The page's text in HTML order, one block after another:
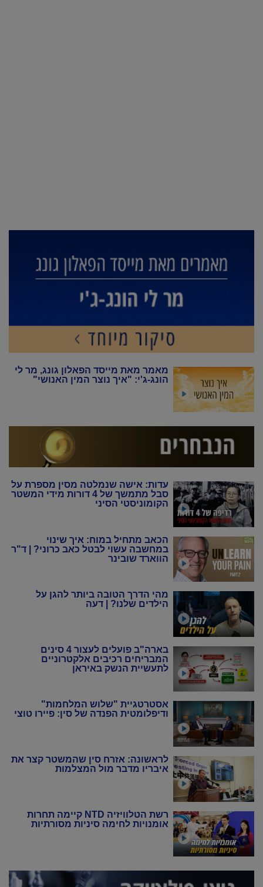
מאמר מאת מייסד הפאלון גונג, מר לי
הונג-ג'י: "איך נוצר המין האנושי"
עדות: אישה שנמלטה מסין מספרת על
סבל מתמשך של 4 דורות מידי המשטר
הקומוניסטי הסיני
הכאב מתחיל במוח: איך שינוי
במחשבה עשוי לבטל כאב כרוני? | ד"ר
הווארד שובינר
מהי הדרך הטובה ביותר להגן על
הילדים שלנו? | דעה
בארה"ב פועלים לעצור 4 סינים
המבריחים רכיבים אלקטרוניים
לתעשיית הנשק באיראן
אסטרטגיית "שלוש המלחמות"
ודיפלומטית הפנדה של סין: פיירו טוצי
לראשונה: אזרח סין שהמשטר קצר את
איבריו מדבר מול המצלמות
רשת הטלוויזיה NTD קיימה תחרות
אומנויות לחימה סיניות מסורתיות